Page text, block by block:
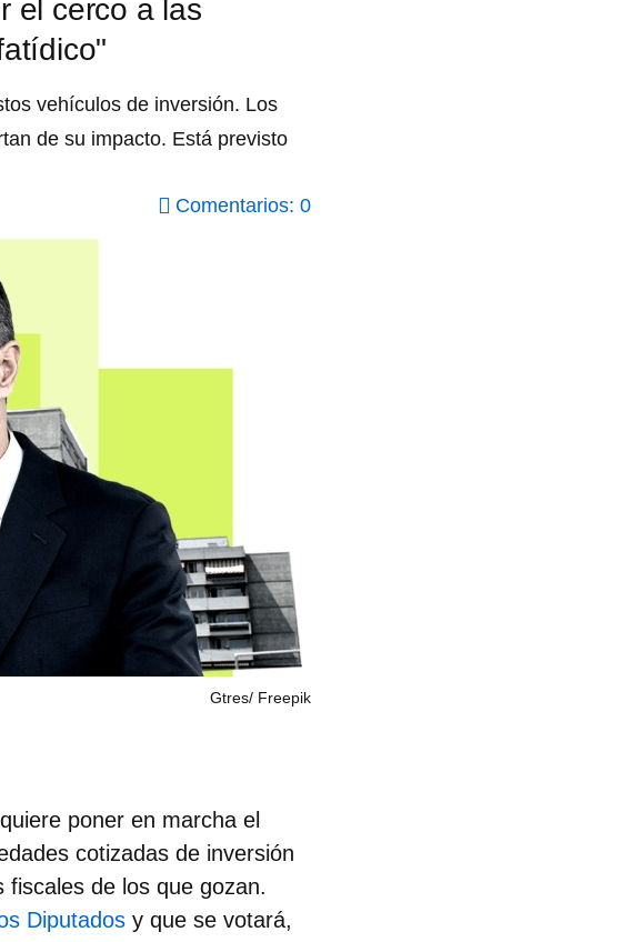
el cerco a las
vehículos de inversión. Los
de su impacto. Está previsto
Comentarios: 0
Gtres/ Freepik
poner en marcha el
cotizadas de inversión
fiscales de los que gozan.
Diputados y que se votará,